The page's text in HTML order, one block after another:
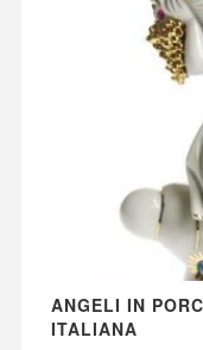
ANGELI IN
ITALIANA